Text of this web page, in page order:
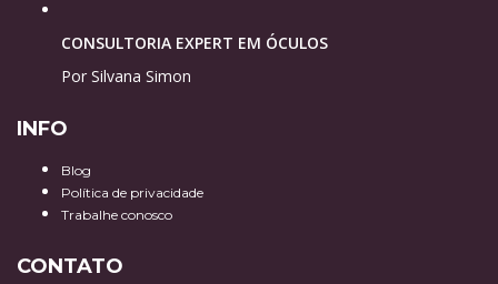
CONSULTORIA EXPERT EM ÓCULOS
Por Silvana Simon
INFO
Blog
Política de privacidade
Trabalhe conosco
CONTATO